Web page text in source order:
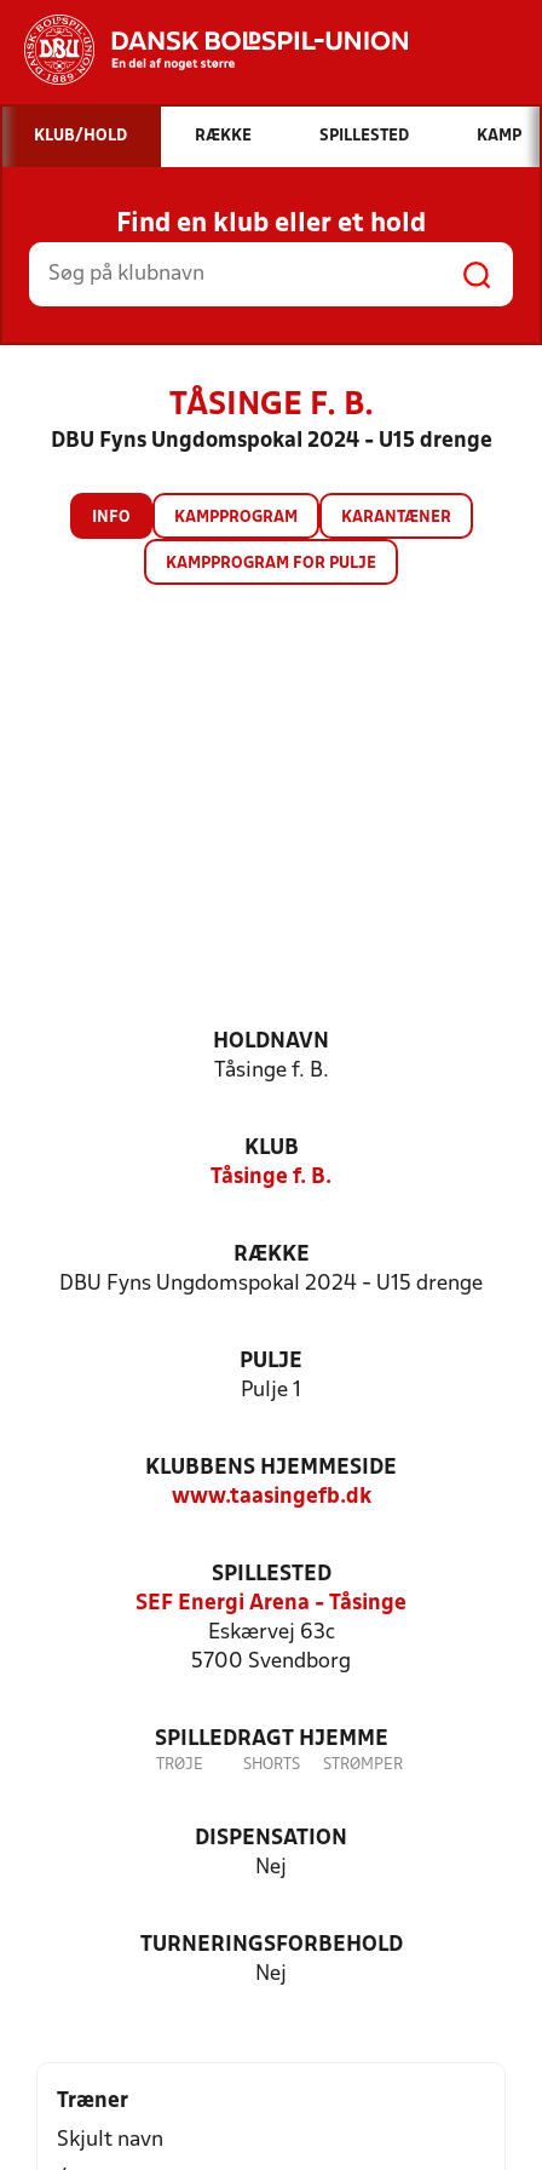
Hvad vil du søge efter?
INDHOLD OG NYHEDER
STILLINGER, RESULTATER, KLUBBER OG
HOLD
KLUB/HOLD RÆKKE SPILLESTED KAMP
Find en klub eller et hold
TÅSINGE F. B.
DBU Fyns Ungdomspokal 2024 - U15 drenge
INFO KAMPPROGRAM KARANTÆNER
KAMPPROGRAM FOR PULJE
HOLDNAVN
Tåsinge f. B.
KLUB
Tåsinge f. B.
RÆKKE
DBU Fyns Ungdomspokal 2024 - U15 drenge
PULJE
Pulje 1
KLUBBENS HJEMMESIDE
www.taasingefb.dk
SPILLESTED
SEF Energi Arena - Tåsinge
Eskærvej 63c
5700 Svendborg
SPILLEDRAGT HJEMME
TRØJE SHORTS STRØMPER
DISPENSATION
Nej
TURNERINGSFORBEHOLD
Nej
Træner
Skjult navn